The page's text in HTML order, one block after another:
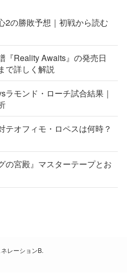
2の勝敗予想｜初戦から読む
『Reality Awaits』の発売日
で詳しく解説
ラモンド・ローチ試合結果｜
テオフィモ・ロペスは何時？
の宮殿』マスターテープとお
レーションB.